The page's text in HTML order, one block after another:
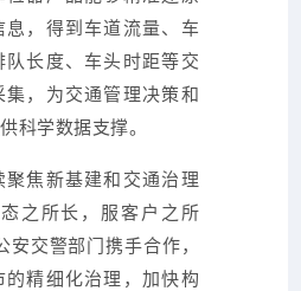
息，得到车道流量、车
队长度、车头时距等交
集，为交通管理决策和
科学数据支撑。
聚焦新基建和交通治理
之所长，服客户之所
安交警部门携手合作，
精细化治理，加快构